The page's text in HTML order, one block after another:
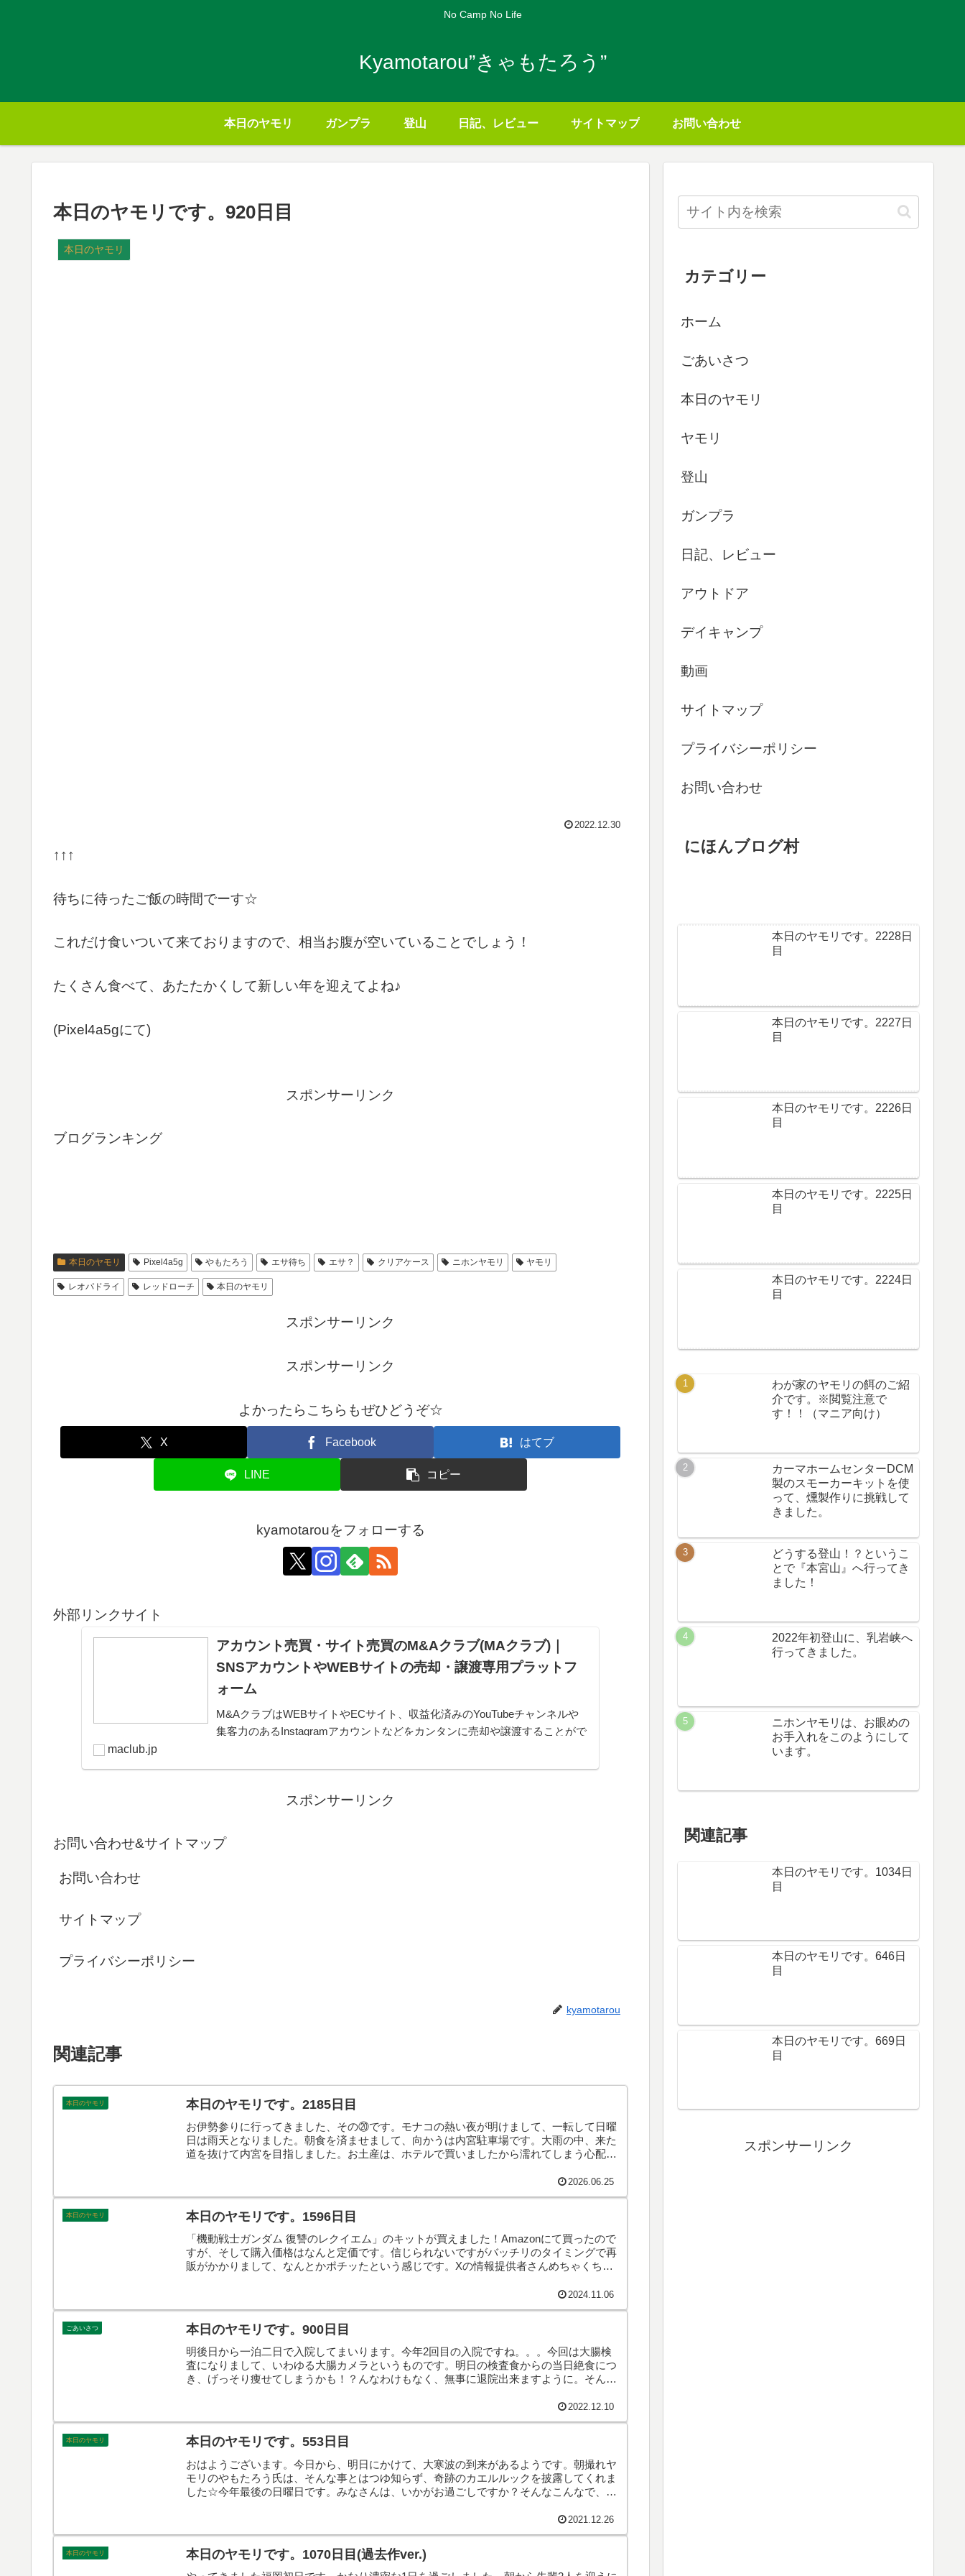
No Camp No Life
Kyamotarou”きゃもたろう”
本日のヤモリ ガンプラ 登山 日記、レビュー サイトマップ お問い合わせ
本日のヤモリです。920日目
本日のヤモリ
2022.12.30
↑↑↑
待ちに待ったご飯の時間でーす☆
これだけ食いついて来ておりますので、相当お腹が空いていることでしょう！
たくさん食べて、あたたかくして新しい年を迎えてよね♪
(Pixel4a5gにて)
スポンサーリンク
ブログランキング
本日のヤモリ Pixel4a5g やもたろう エサ待ち エサ？ クリアケース ニホンヤモリ ヤモリ
レオパドライ レッドローチ 本日のヤモリ
スポンサーリンク
スポンサーリンク
よかったらこちらもぜひどうぞ☆
X Facebook はてブ
LINE コピー
kyamotarouをフォローする
外部リンクサイト
アカウント売買・サイト売買のM&Aクラブ(MAクラブ)｜
SNSアカウントやWEBサイトの売却・譲渡専用プラットフ
ォーム
M&AクラブはWEBサイトやECサイト、収益化済みのYouTubeチャンネルや
集客力のあるInstagramアカウントなどをカンタンに売却や譲渡することがで
maclub.jp
スポンサーリンク
お問い合わせ&サイトマップ
お問い合わせ
サイトマップ
プライバシーポリシー
kyamotarou
関連記事
本日のヤモリ 本日のヤモリです。2185日目
お伊勢参りに行ってきました、その⑳です。モナコの熱い夜が明けまして、一転して日曜
日は雨天となりました。朝食を済ませまして、向かうは内宮駐車場です。大雨の中、来た
道を抜けて内宮を目指しました。お土産は、ホテルで買いましたから濡れてしまう心配は
2026.06.25
本日のヤモリ 本日のヤモリです。1596日目
「機動戦士ガンダム 復讐のレクイエム」のキットが買えました！Amazonにて買ったので
すが、そして購入価格はなんと定価です。信じられないですがバッチリのタイミングで再
販がかかりまして、なんとかポチッたという感じです。Xの情報提供者さんめちゃくちゃ
2024.11.06
ごあいさつ 本日のヤモリです。900日目
明後日から一泊二日で入院してまいります。今年2回目の入院ですね。。。今回は大腸検
査になりまして、いわゆる大腸カメラというものです。明日の検査食からの当日絶食につ
き、げっそり痩せてしまうかも！？んなわけもなく、無事に退院出来ますように。そんな
2022.12.10
本日のヤモリ 本日のヤモリです。553日目
おはようございます。今日から、明日にかけて、大寒波の到来があるようです。朝撮れヤ
モリのやもたろう氏は、そんな事とはつゆ知らず、奇跡のカエルルックを披露してくれま
した☆今年最後の日曜日です。みなさんは、いかがお過ごしですか？そんなこんなで、本
2021.12.26
本日のヤモリ 本日のヤモリです。1070日目(過去作ver.)
カテゴリー
ホーム
ごあいさつ
本日のヤモリ
ヤモリ
登山
ガンプラ
日記、レビュー
アウトドア
デイキャンプ
動画
サイトマップ
プライバシーポリシー
お問い合わせ
にほんブログ村
本日のヤモリです。2228日
目
本日のヤモリです。2227日
目
本日のヤモリです。2226日
目
本日のヤモリです。2225日
目
本日のヤモリです。2224日
目
わが家のヤモリの餌のご紹
介です。※閲覧注意で
す！！（マニア向け）
カーマホームセンターDCM
製のスモーカーキットを使
って、燻製作りに挑戦して
きました。
どうする登山！？というこ
とで『本宮山』へ行ってき
ました！
2022年初登山に、乳岩峡へ
行ってきました。
ニホンヤモリは、お眼めの
お手入れをこのようにして
います。
関連記事
本日のヤモリです。1034日
目
本日のヤモリです。646日
目
本日のヤモリです。669日
目
スポンサーリンク